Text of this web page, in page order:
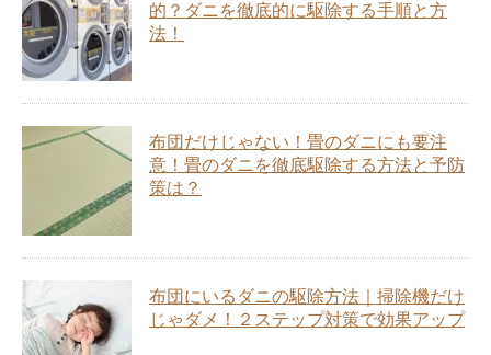
的？ダニを徹底的に駆除する手順と方
法！
布団だけじゃない！畳のダニにも要注
意！畳のダニを徹底駆除する方法と予防
策は？
布団にいるダニの駆除方法｜掃除機だけ
じゃダメ！２ステップ対策で効果アップ